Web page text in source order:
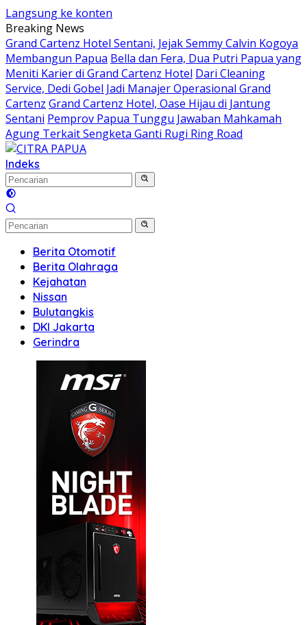
Langsung ke konten
Breaking News
Grand Cartenz Hotel Sentani, Jejak Semmy Calvin Kogoya
Membangun Papua Bella dan Fera, Dua Putri Papua yang
Meniti Karier di Grand Cartenz Hotel Dari Cleaning
Service, Dedi Gobel Jadi Manajer Operasional Grand
Cartenz Grand Cartenz Hotel, Oase Hijau di Jantung
Sentani Pemprov Papua Tunggu Jawaban Mahkamah
Agung Terkait Sengketa Ganti Rugi Ring Road
Indeks
Berita Otomotif
Berita Olahraga
Kejahatan
Nissan
Bulutangkis
DKI Jakarta
Gerindra